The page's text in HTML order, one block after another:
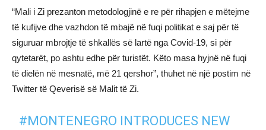
“Mali i Zi prezanton metodologjinë e re për rihapjen e mëtejme
të kufijve dhe vazhdon të mbajë në fuqi politikat e saj për të
siguruar mbrojtje të shkallës së lartë nga Covid-19, si për
qytetarët, po ashtu edhe për turistët. Këto masa hyjnë në fuqi
të dielën në mesnatë, më 21 qershor”, thuhet në një postim në
Twitter të Qeverisë së Malit të Zi.
#MONTENEGRO INTRODUCES NEW